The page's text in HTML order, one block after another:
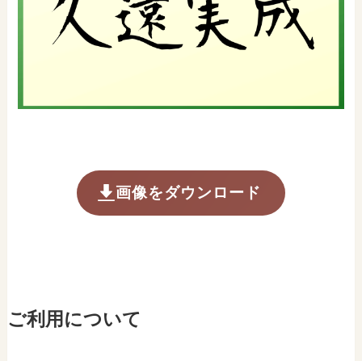
画像をダウンロード
ご利用について